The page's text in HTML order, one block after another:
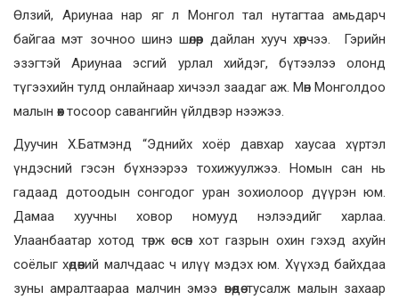
Өлзий, Ариунаа нар яг л Монгол тал нутагтаа амьдарч
байгаа мэт зочноо шинэ шөлөөр дайлан хууч хөөрчээ. Гэрийн
эзэгтэй Ариунаа эсгий урлал хийдэг, бүтээлээ олонд
түгээхийн тулд онлайнаар хичээл заадаг аж. Мөн Монголдоо
малын өөх тосоор савангийн үйлдвэр нээжээ.
Дуучин Х.Батмэнд “Эднийх хоёр давхар хаусаа хүртэл
үндэсний гэсэн бүхнээрээ тохижуулжээ. Номын сан нь
гадаад дотоодын сонгодог уран зохиолоор дүүрэн юм.
Дамаа хуучны ховор номууд нэлээдийг харлаа.
Улаанбаатар хотод төрж өссөн хот газрын охин гэхэд ахуйн
соёлыг хөдөөний малчдаас ч илүү мэдэх юм. Хүүхэд байхдаа
зуны амралтаараа малчин эмээ өвөөдөө тусалж малын захаар